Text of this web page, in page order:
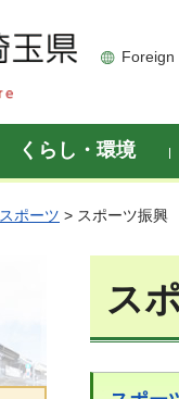
Foreign
くらし・環境
スポーツ > スポーツ振興
ス